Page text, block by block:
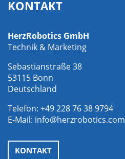
KONTAKT
HerzRobotics GmbH
Technik & Marketing
Sebastianstraße 38
53115 Bonn
Deutschland
Telefon: +49 228 76 38 9794
E-Mail: info@herzrobotics.com
KONTAKT